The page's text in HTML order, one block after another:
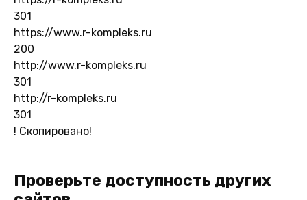
301
https://www.r-kompleks.ru
200
http://www.r-kompleks.ru
301
http://r-kompleks.ru
301
! Скопировано!
Проверьте доступность других